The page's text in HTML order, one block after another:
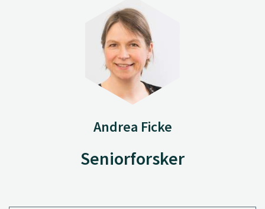
Andrea Ficke
Seniorforsker